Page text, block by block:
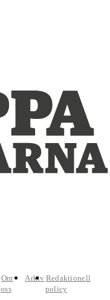
Om
oss
Arkiv Redaktionell
policy